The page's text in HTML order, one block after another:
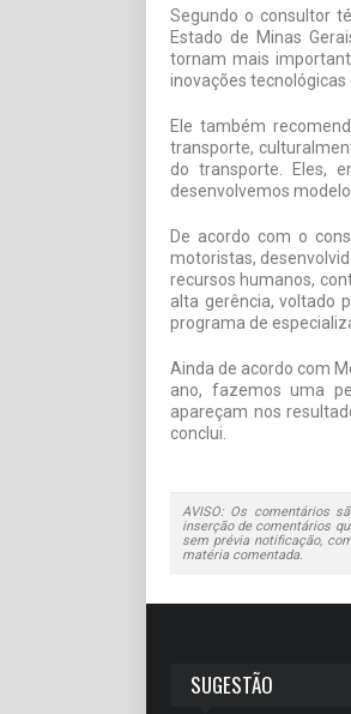
Segundo o consultor
Estado de Minas
tornam mais
inovações
Ele também
transporte,
do transporte. Eles,
desenvolvemos
De acordo com o
motoristas,
recursos humanos,
alta gerência, voltado
programa de
Ainda de acordo com
ano, fazemos uma
apareçam nos
conclui.
AVISO: Os comentários
inserção de comentários
sem prévia notificação,
matéria comentada.
SUGESTÃO